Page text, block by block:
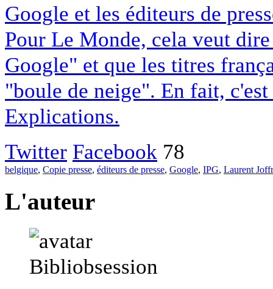
Google et les éditeurs de
Pour Le Monde, cela veut
Google" et que les titres
"boule de neige". En fait,
Explications.
Twitter Facebook 78
belgique, Copie presse, éditeurs de presse, Google, IPG, Laurent
L'auteur